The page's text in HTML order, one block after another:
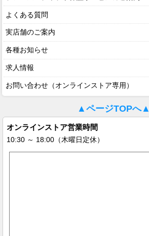
よくある質問
実店舗のご案内
各種お知らせ
求人情報
お問い合わせ（オンラインストア専用）
▲ページTOPへ▲
オンラインストア営業時間
10:30 ～ 18:00（木曜日定休）